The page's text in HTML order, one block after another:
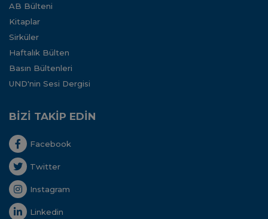
AB Bülteni
Kitaplar
Sirküler
Haftalık Bülten
Basın Bültenleri
UND'nin Sesi Dergisi
BİZİ TAKİP EDİN
Facebook
Twitter
Instagram
Linkedin